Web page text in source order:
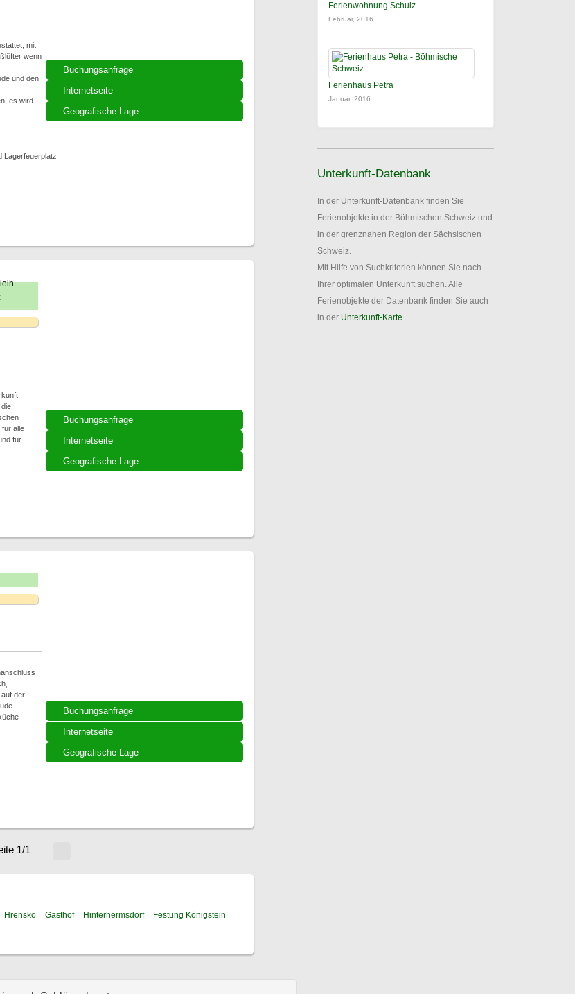
Buchungsanfrage
Internetseite
Geografische Lage
mit
wenn
und den
es wird
Lagerfeuerplatz
Buchungsanfrage
Internetseite
Geografische Lage
alle
für
Buchungsanfrage
Internetseite
Geografische Lage
der
1/1
Hrensko Gasthof Hinterhermsdorf
Festung Königstein
Ferienwohnung Schulz
Februar, 2016
Ferienhaus Petra
Januar, 2016
Unterkunft-Datenbank
In der Unterkunft-Datenbank finden Sie
Ferienobjekte in der Böhmischen Schweiz und
in der grenznahen Region der Sächsischen
Schweiz.
Mit Hilfe von Suchkriterien können Sie nach
Ihrer optimalen Unterkunft suchen. Alle
Ferienobjekte der Datenbank finden Sie auch
in der Unterkunft-Karte.